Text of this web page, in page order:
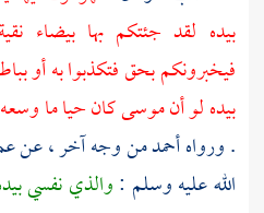
بيده لقد جئتكم بها بيضاء
فيخبرونكم بحق فتكذبوا به أو
بيده لو أنموسىكان حيا ما
. ورواهأحمدمن وجه آخر ، عن
الله عليه وسلم :والذي نفسي